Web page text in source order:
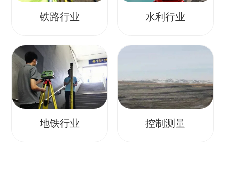
铁路行业 水利行业
地铁行业 控制测量